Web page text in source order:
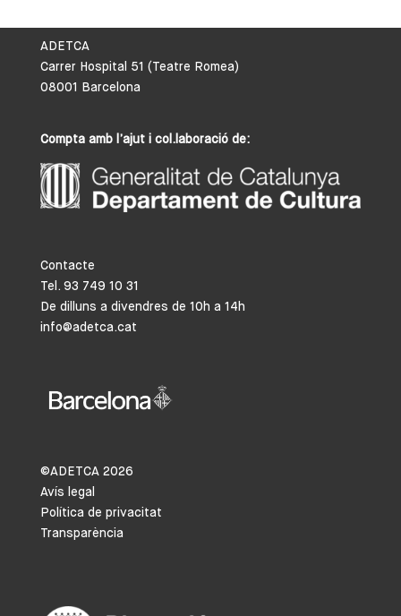
ADETCA
Carrer Hospital 51 (Teatre Romea)
08001 Barcelona
Compta amb l’ajut i col.laboració de:
Contacte
Tel. 93 749 10 31
De dilluns a divendres de 10h a 14h
info@adetca.cat
©ADETCA 2026
Avís legal
Política de privacitat
Transparència